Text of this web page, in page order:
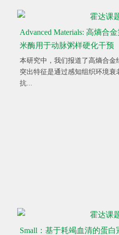
Advanced Materials: 高熵
米酶用于动脉粥样硬化干预
本研究中，我们报道了高熵合金
突出特征是通过感知组织环境衰
抗...
Small：基于耗竭血清的蛋